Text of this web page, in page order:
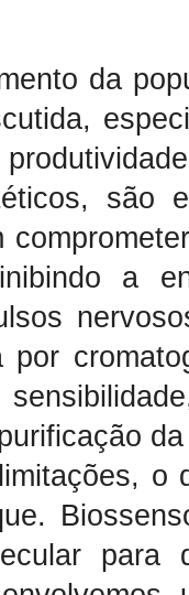
da
são
a
por
o